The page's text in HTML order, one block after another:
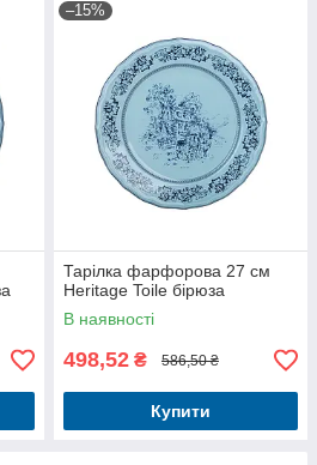
–15%
Тарілка фарфорова 27 см
Heritage Toile бірюза
В наявності
498,52 ₴ 586,50 ₴
Купити